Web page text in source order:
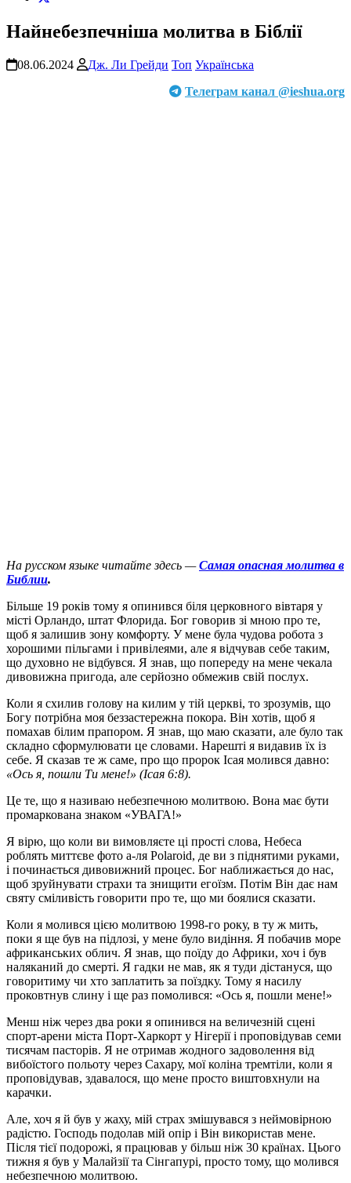
Найнебезпечніша молитва в Біблії
08.06.2024 Дж. Ли Грейди Топ Українська
Телеграм канал @ieshua.org
На русском языке читайте здесь —Самая опасная молитва в
Библии.
Більше 19 років тому я опинився біля церковного вівтаря у
місті Орландо, штат Флорида. Бог говорив зі мною про те,
щоб я залишив зону комфорту. У мене була чудова робота з
хорошими пільгами і привілеями, але я відчував себе таким,
що духовно не відбувся. Я знав, що попереду на мене чекала
дивовижна пригода, але серйозно обмежив свій послух.
Коли я схилив голову на килим у тій церкві, то зрозумів, що
Богу потрібна моя беззастережна покора. Він хотів, щоб я
помахав білим прапором. Я знав, що маю сказати, але було так
складно сформулювати це словами. Нарешті я видавив їх із
себе. Я сказав те ж саме, про що пророк Ісая молився давно:
«Ось я, пошли Ти мене!» (Ісая 6:8).
Це те, що я називаю небезпечною молитвою. Вона має бути
промаркована знаком «УВАГА!»
Я вірю, що коли ви вимовляєте ці прості слова, Небеса
роблять миттєве фото а-ля Polaroid, де ви з піднятими руками,
і починається дивовижний процес. Бог наближається до нас,
щоб зруйнувати страхи та знищити егоїзм. Потім Він дає нам
святу сміливість говорити про те, що ми боялися сказати.
Коли я молився цією молитвою 1998-го року, в ту ж мить,
поки я ще був на підлозі, у мене було видіння. Я побачив море
африканських облич. Я знав, що поїду до Африки, хоч і був
наляканий до смерті. Я гадки не мав, як я туди дістануся, що
говоритиму чи хто заплатить за поїздку. Тому я насилу
проковтнув слину і ще раз помолився: «Ось я, пошли мене!»
Менш ніж через два роки я опинився на величезній сцені
спорт-арени міста Порт-Харкорт у Нігерії і проповідував семи
тисячам пасторів. Я не отримав жодного задоволення від
вибоїстого польоту через Сахару, мої коліна тремтіли, коли я
проповідував, здавалося, що мене просто виштовхнули на
карачки.
Але, хоч я й був у жаху, мій страх змішувався з неймовірною
радістю. Господь подолав мій опір і Він використав мене.
Після тієї подорожі, я працював у більш ніж 30 країнах. Цього
тижня я був у Малайзії та Сінгапурі, просто тому, що молився
небезпечною молитвою.